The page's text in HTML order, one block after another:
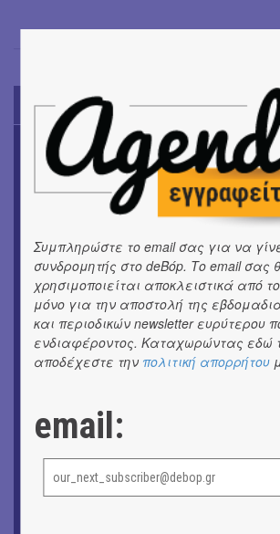
TODAY'S EVENTS
ΜΟΥΣΙΚΗ
Το 6ο Kournos Music Festival στη Λήμνο
Κινηματογράφος με ελεύθερη είσοδο
Αγορά Κυψέλης
«ΑΗ ΛΑΟΣ» | Ένα σκηνικό ρέκβιεμ για την
λαού
ΕΙΚΑΣΤΙΚΑ
Ομαδική έκθεση | Προσωρινά για Πάντα
Αργύρης Ραλλιάς | Λιτανεία
Θανάσης Λάλας-Κώστας Τσόκλης -
Συμπληρώστε το email σας για να
συνδρομητής στο deBόp. Το email σας
χρησιμοποιείται αποκλειστικά από
μόνο για την αποστολή της
και περιοδικών newsletter ευρύτερου
ενδιαφέροντος. Καταχωρώντας εδώ
αποδέχεστε την πολιτική απορρήτου
email: